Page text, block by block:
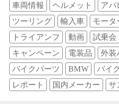
車両情報
ヘルメット アパ
ツーリング
輸入車 モータ
トライアンフ
動画 試乗会
キャンペーン
電装品 外装
バイクパーツ
BMW バイ
レポート
国内メーカー サ